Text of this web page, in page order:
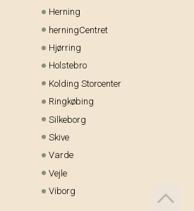
Herning
herningCentret
Hjørring
Holstebro
Kolding Storcenter
Ringkøbing
Silkeborg
Skive
Varde
Vejle
Viborg